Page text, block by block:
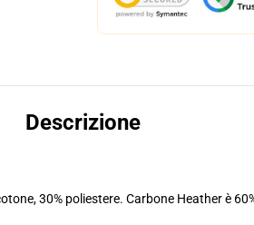
Descrizione
30% poliestere. Carbone Heather è